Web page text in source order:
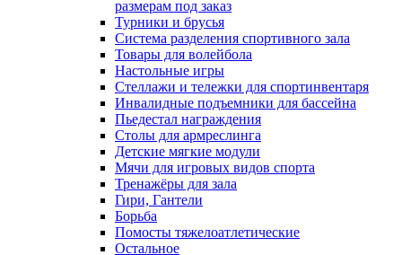
размерам под заказ
Турники и брусья
Система разделения спортивного зала
Товары для волейбола
Настольные игры
Стеллажи и тележки для спортинвентаря
Инвалидные подъемники для бассейна
Пьедестал награждения
Столы для армреслинга
Детские мягкие модули
Мячи для игровых видов спорта
Тренажёры для зала
Гири, Гантели
Борьба
Помосты тяжелоатлетические
Остальное